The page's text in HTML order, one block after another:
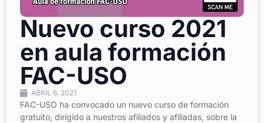
Nuevo curso 2021
en aula formación
FAC-USO
ABRIL 6, 2021
FAC-USO ha convocado un nuevo curso de formación
gratuito, dirigido a nuestros afiliados y afiliadas, sobre la